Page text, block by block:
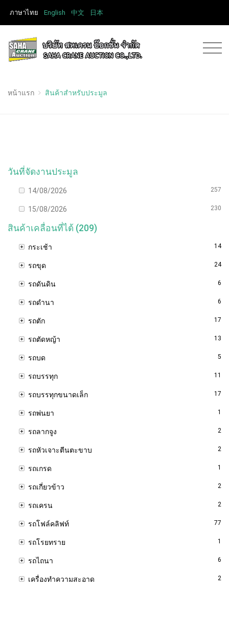
ภาษาไทย English 中文 日本
หน้าแรก สินค้าสำหรับประมูล
วันที่จัดงานประมูล
14/08/2026 257
15/08/2026 230
สินค้าเคลื่อนที่ได้ (209)
กระเช้า 14
รถขุด 24
รถดันดิน 6
รถดำนา 6
รถตัก 17
รถตัดหญ้า 13
รถบด 5
รถบรรทุก 11
รถบรรทุกขนาดเล็ก 17
รถพ่นยา 1
รถลากจูง 2
รถหัวเจาะตีนตะขาบ 2
รถเกรด 1
รถเกี่ยวข้าว 2
รถเครน 2
รถโฟล์คลิฟท์ 77
รถโรยทราย 1
รถไถนา 6
เครื่องทำความสะอาด 2